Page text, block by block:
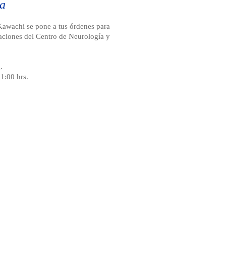
se pone a tus órdenes para
del Centro de Neurología y
.
hrs.